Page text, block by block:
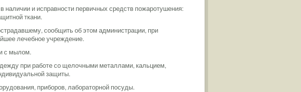
и исправности первичных средств пожаротушения:
ткани.
сообщить об этом администрации, при
лечебное учреждение.
с мылом.
при работе со щелочными металлами, кальцием,
защиты.
приборов, лабораторной посуды.